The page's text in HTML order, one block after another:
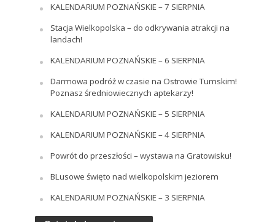
KALENDARIUM POZNAŃSKIE – 7 SIERPNIA
Stacja Wielkopolska – do odkrywania atrakcji na
landach!
KALENDARIUM POZNAŃSKIE – 6 SIERPNIA
Darmowa podróż w czasie na Ostrowie Tumskim!
Poznasz średniowiecznych aptekarzy!
KALENDARIUM POZNAŃSKIE – 5 SIERPNIA
KALENDARIUM POZNAŃSKIE – 4 SIERPNIA
Powrót do przeszłości – wystawa na Gratowisku!
BLusowe święto nad wielkopolskim jeziorem
KALENDARIUM POZNAŃSKIE – 3 SIERPNIA